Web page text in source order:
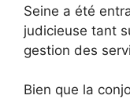
Seine a été
judicieuse tant
gestion des
Bien que la